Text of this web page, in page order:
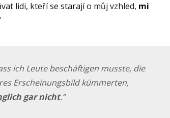
lidi, kteří se starají o můj vzhled, mi
ich Leute beschäftigen musste, die
Erscheinungsbild kümmerten,
gar nicht.“